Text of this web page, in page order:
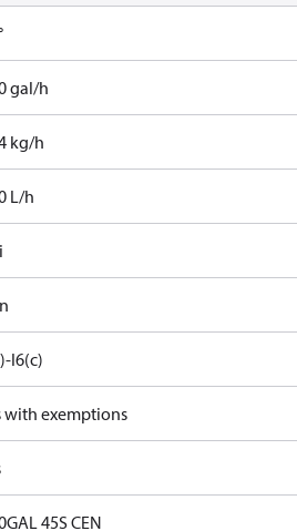
gal/h
kg/h
L/h
I6(c)
with exemptions
45S CEN